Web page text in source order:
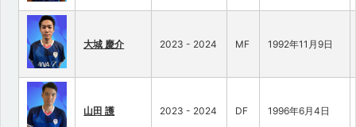
大城 慶介 2023 - 2024 MF 1992年11月9日
山田 護 2023 - 2024 DF 1996年6月4日